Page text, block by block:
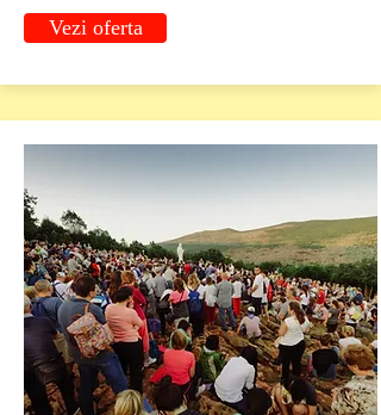
Vezi oferta